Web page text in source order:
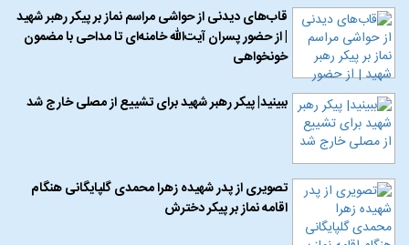
قاب‌های دیدنی از حواشی مراسم نماز بر پیکر رهبر شهید
| از حضور پسران آیت‌الله خامنه‌ای تا مداحی با مضمون
خونخواهی
ببینید| پیکر رهبر شهید برای تشییع از مصلی خارج شد
تصویری از پدر شهیده زهرا محمدی گلپایگانی هنگام
اقامه نماز بر پیکر دخترش